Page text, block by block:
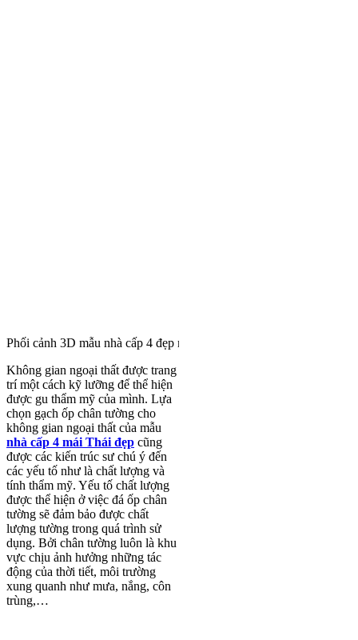
Phối cảnh 3D mẫu nhà cấp 4 đẹp mái Thái được săn đón nhất hiện
Không gian ngoại thất được trang
trí một cách kỹ lưỡng để thể hiện
được gu thẩm mỹ của mình. Lựa
chọn gạch ốp chân tường cho
không gian ngoại thất của mẫu
nhà cấp 4 mái Thái đẹp cũng
được các kiến trúc sư chú ý đến
các yếu tố như là chất lượng và
tính thẩm mỹ. Yếu tố chất lượng
được thể hiện ở việc đá ốp chân
tường sẽ đảm bảo được chất
lượng tường trong quá trình sử
dụng. Bởi chân tường luôn là khu
vực chịu ảnh hưởng những tác
động của thời tiết, môi trường
xung quanh như mưa, nắng, côn
trùng,…